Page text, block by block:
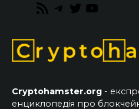
RSS
Telegram
Twitter
Cryptohamster.org -
енциклопедія про